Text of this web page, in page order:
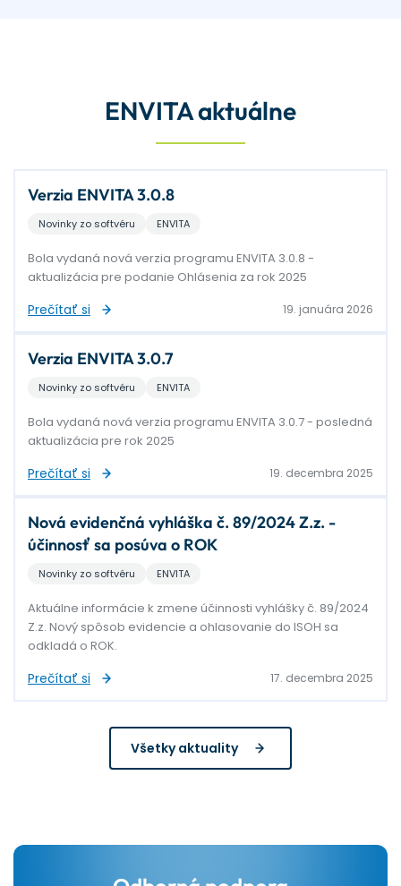
ENVITA aktuálne
Verzia ENVITA 3.0.8
Novinky zo softvéru ENVITA
Bola vydaná nová verzia programu ENVITA 3.0.8 -
aktualizácia pre podanie Ohlásenia za rok 2025
Prečítať si 19. januára 2026
Verzia ENVITA 3.0.7
Novinky zo softvéru ENVITA
Bola vydaná nová verzia programu ENVITA 3.0.7 - posledná
aktualizácia pre rok 2025
Prečítať si 19. decembra 2025
Nová evidenčná vyhláška č. 89/2024 Z.z. -
účinnosť sa posúva o ROK
Novinky zo softvéru ENVITA
Aktuálne informácie k zmene účinnosti vyhlášky č. 89/2024
Z.z. Nový spôsob evidencie a ohlasovanie do ISOH sa
odkladá o ROK.
Prečítať si 17. decembra 2025
Všetky aktuality